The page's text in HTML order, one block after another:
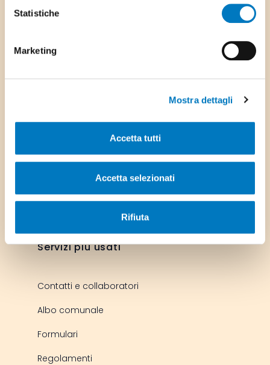
Statistiche
Marketing
Mostra dettagli
Accetta tutti
Accetta selezionati
Rifiuta
Via Ufentina 25,
Servizi più usati
Contatti e collaboratori
Albo comunale
Formulari
Regolamenti